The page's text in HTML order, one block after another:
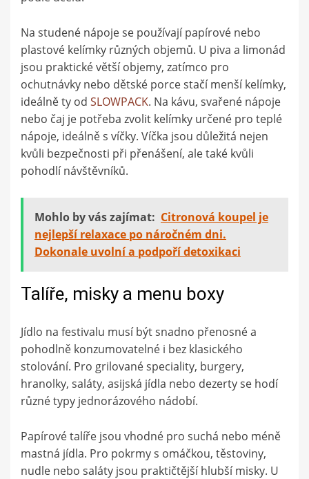
Na studené nápoje se používají papírové nebo
plastové kelímky různých objemů. U piva a limonád
jsou praktické větší objemy, zatímco pro
ochutnávky nebo dětské porce stačí menší kelímky,
ideálně ty od SLOWPACK. Na kávu, svařené nápoje
nebo čaj je potřeba zvolit kelímky určené pro teplé
nápoje, ideálně s víčky. Víčka jsou důležitá nejen
kvůli bezpečnosti při přenášení, ale také kvůli
pohodlí návštěvníků.
Mohlo by vás zajímat: Citronová koupel je
nejlepší relaxace po náročném dni.
Dokonale uvolní a podpoří detoxikaci
Talíře, misky a menu boxy
Jídlo na festivalu musí být snadno přenosné a
pohodlně konzumovatelné i bez klasického
stolování. Pro grilované speciality, burgery,
hranolky, saláty, asijská jídla nebo dezerty se hodí
různé typy jednorázového nádobí.
Papírové talíře jsou vhodné pro suchá nebo méně
mastná jídla. Pro pokrmy s omáčkou, těstoviny,
nudle nebo saláty jsou praktičtější hlubší misky. U